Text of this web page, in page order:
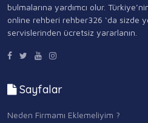
bulmalarına yardımcı olur.
online rehberi rehber326 ‘da sizde
servislerinden ücretsiz yararlanın.
Sayfalar
Neden Firmamı Eklemeliyim ?